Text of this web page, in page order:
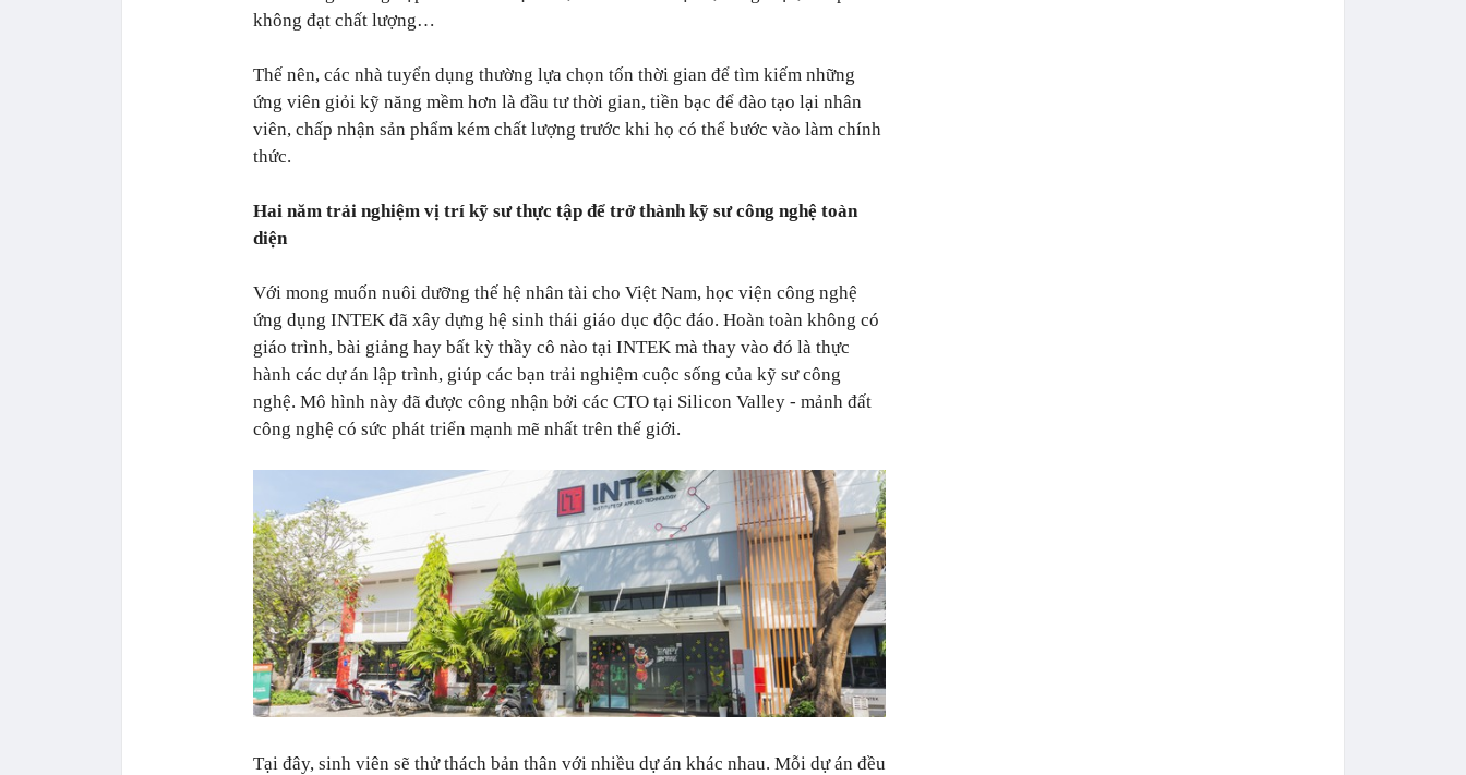
không đạt chất lượng…
Thế nên, các nhà tuyển dụng thường lựa chọn tốn thời gian để tìm kiếm những
ứng viên giỏi kỹ năng mềm hơn là đầu tư thời gian, tiền bạc để đào tạo lại nhân
viên, chấp nhận sản phẩm kém chất lượng trước khi họ có thể bước vào làm chính
thức.
Hai năm trải nghiệm vị trí kỹ sư thực tập để trở thành kỹ sư công nghệ toàn
diện
Với mong muốn nuôi dưỡng thế hệ nhân tài cho Việt Nam, học viện công nghệ
ứng dụng INTEK đã xây dựng hệ sinh thái giáo dục độc đáo. Hoàn toàn không có
giáo trình, bài giảng hay bất kỳ thầy cô nào tại INTEK mà thay vào đó là thực
hành các dự án lập trình, giúp các bạn trải nghiệm cuộc sống của kỹ sư công
nghệ. Mô hình này đã được công nhận bởi các CTO tại Silicon Valley - mảnh đất
công nghệ có sức phát triển mạnh mẽ nhất trên thế giới.
Tại đây, sinh viên sẽ thử thách bản thân với nhiều dự án khác nhau. Mỗi dự án đều